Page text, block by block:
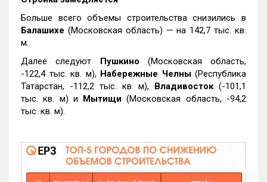
Больше всего объемы строительства снизились в
Балашихе (Московская область) — на 142,7 тыс. кв.
м.
Далее следуют Пушкино (Московская область,
-122,4 тыс. кв. м), Набережные Челны(Республика
Татарстан, -112,2 тыс. кв. м), Владивосток(-101,1
тыс. кв. м) и Мытищи (Московская область, -94,2
тыс. кв. м).